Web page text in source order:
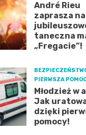
André Rieu
zaprasza na
taneczna
„Fregacie”!
PIERWSZA
Młodzież w
Jak
dzięki
pomocy!